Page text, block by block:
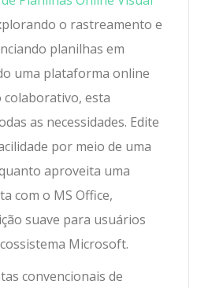
o rastreamento e
planilhas em
uma plataforma online
esta
as necessidades. Edite
por meio de uma
aproveita uma
com o MS Office,
suave para usuários
Microsoft.
convencionais de